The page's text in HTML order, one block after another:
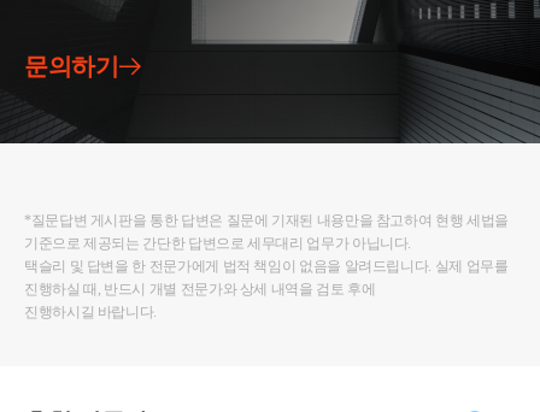
문의하기
*질문답변 게시판을 통한 답변은 질문에 기재된 내용만을 참고하여 현행 세법을
기준으로 제공되는 간단한 답변으로 세무대리 업무가 아닙니다.
택슬리 및 답변을 한 전문가에게 법적 책임이 없음을 알려드립니다. 실제 업무를
진행하실 때, 반드시 개별 전문가와 상세 내역을 검토 후에
진행하시길 바랍니다.